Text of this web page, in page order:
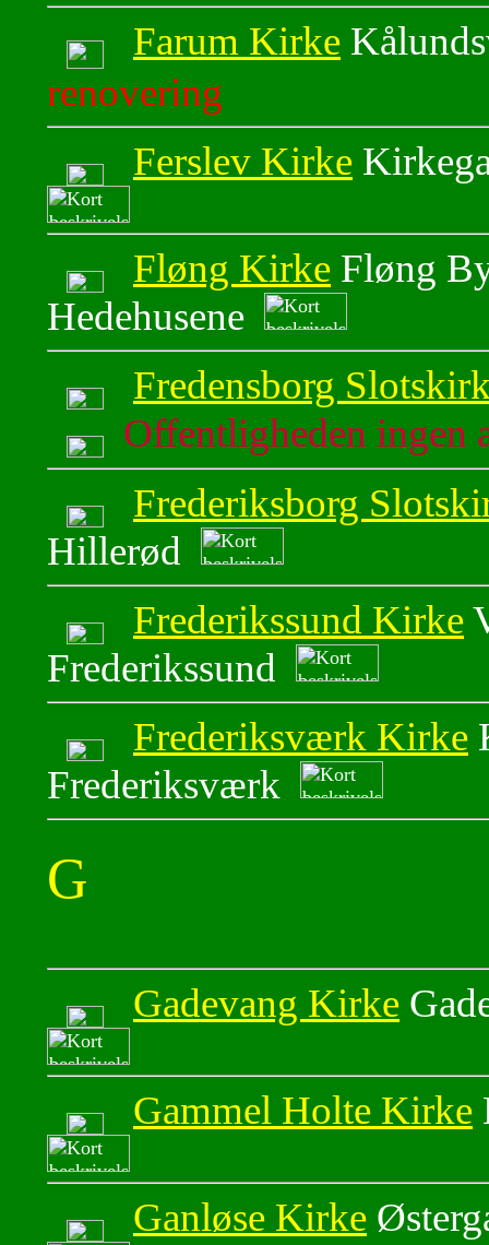
Farum Kirke
renovering
Ferslev Kirke
Fløng Kirke Fløng
Hedehusene
Fredensborg
Offentligheden ingen
Frederiksborg
Hillerød
Frederikssund Kirke
Frederikssund
Frederiksværk Kirke
Frederiksværk
G
Gadevang Kirke
Gammel Holte Kirke
Ganløse Kirke